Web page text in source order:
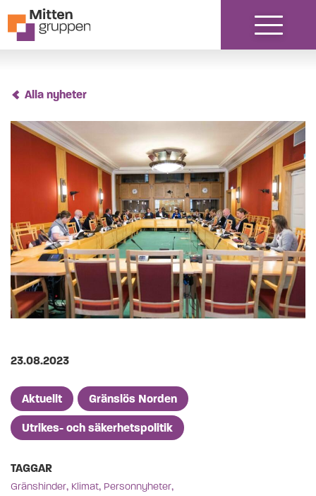
Hoppa till innehåll
Alla nyheter
Publicerad på
23.08.2023
Artikelkategorier
Aktuellt Gränslös Norden
Utrikes- och säkerhetspolitik
TAGGAR
Gränshinder, Klimat, Personnyheter,